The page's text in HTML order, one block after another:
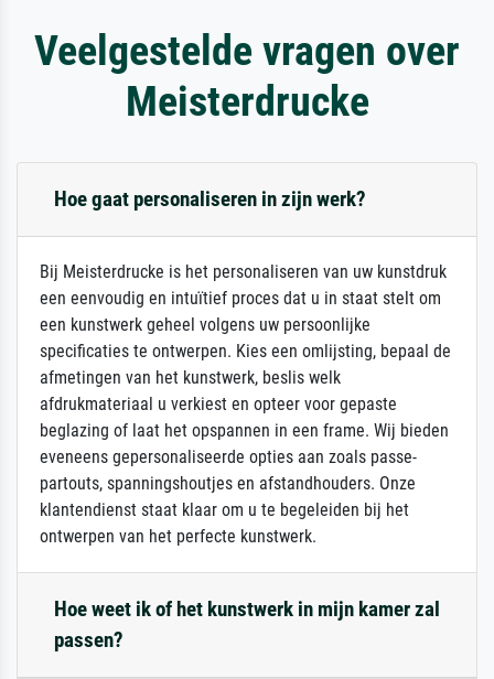
Veelgestelde vragen over
Meisterdrucke
Hoe gaat personaliseren in zijn werk?
Bij Meisterdrucke is het personaliseren van uw kunstdruk
een eenvoudig en intuïtief proces dat u in staat stelt om
een kunstwerk geheel volgens uw persoonlijke
specificaties te ontwerpen. Kies een omlijsting, bepaal de
afmetingen van het kunstwerk, beslis welk
afdrukmateriaal u verkiest en opteer voor gepaste
beglazing of laat het opspannen in een frame. Wij bieden
eveneens gepersonaliseerde opties aan zoals passe-
partouts, spanningshoutjes en afstandhouders. Onze
klantendienst staat klaar om u te begeleiden bij het
ontwerpen van het perfecte kunstwerk.
Hoe weet ik of het kunstwerk in mijn kamer zal
passen?